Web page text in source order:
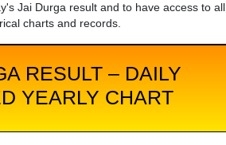
Jai Durga result and to have access to all
charts and records.
RESULT – DAILY
YEARLY CHART